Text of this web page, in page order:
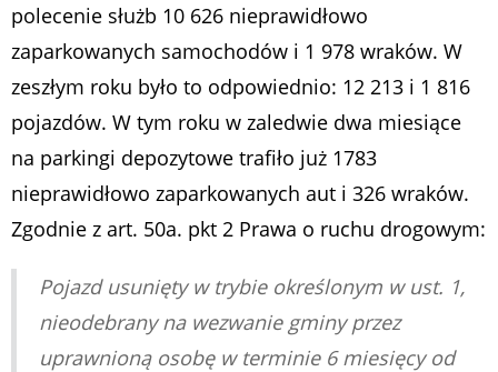
polecenie służb 10 626 nieprawidłowo
zaparkowanych samochodów i 1 978 wraków. W
zeszłym roku było to odpowiednio: 12 213 i 1 816
pojazdów. W tym roku w zaledwie dwa miesiące
na parkingi depozytowe trafiło już 1783
nieprawidłowo zaparkowanych aut i 326 wraków.
Zgodnie z art. 50a. pkt 2 Prawa o ruchu drogowym:
Pojazd usunięty w trybie określonym w ust. 1,
nieodebrany na wezwanie gminy przez
uprawnioną osobę w terminie 6 miesięcy od